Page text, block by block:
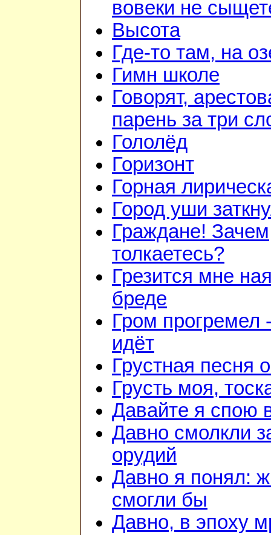
вовеки не
Высота
Где-то там, на
Гимн школе
Говорят,
парень за три
Гололёд
Горизонт
Горная
Город уши
Граждане! Зачем
толкаетесь?
Грезится мне
бреде
Гром прогремел
идёт
Грустная песня
Грусть моя,
Давайте я спою
Давно смолкли
орудий
Давно я понял:
смогли бы
Давно, в эпоху